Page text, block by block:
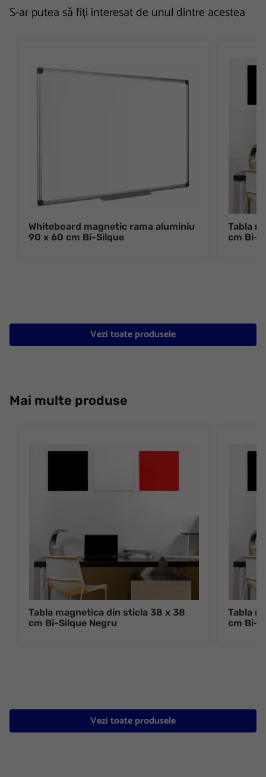
S-ar putea să fiți interesat de unul dintre acestea
Whiteboard magnetic rama aluminiu
90 x 60 cm Bi-Silque
Tabla
cm Bi-
Vezi toate produsele
Mai multe produse
Tabla magnetica din sticla 38 x 38
cm Bi-Silque Negru
Tabla
cm Bi-
Vezi toate produsele